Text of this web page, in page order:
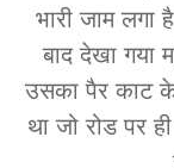
भारी जाम लगा
बाद देखा गया
उसका पैर काट
था जो रोड पर